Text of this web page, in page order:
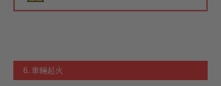
6. 車輛起火